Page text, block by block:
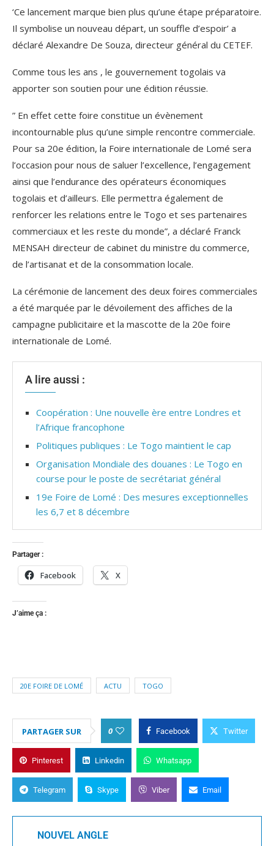
‘Ce lancement marque bien plus qu’une étape préparatoire.
Il symbolise un nouveau départ, un souffle d’espoir’ a
déclaré Alexandre De Souza, directeur général du CETEF.
Comme tous les ans , le gouvernement togolais va
apporter son soutien pour une édition réussie.
” En effet cette foire constitue un évènement
incontournable plus qu’une simple rencontre commerciale.
Pour sa 20e édition, la Foire internationale de Lomé sera
l’occasion pour nous de saluer l’excellence, l’engagement
ainsi que l’endurance des opérateurs économiques
togolais et d’ailleurs. Elle permettra également de
renforcer les relations entre le Togo et ses partenaires
commerciaux et les reste du monde”, a déclaré Franck
MENSAH directeur de cabinet du ministre du commerce,
de l’artisanat et de la consommation locale.
La cérémonie de lancement des deux foires commerciales
a été marquée par le dévoilement des affiches de la
campagne publicitaire et la mascotte de la 20e foire
internationale de Lomé.
A lire aussi :
Coopération : Une nouvelle ère entre Londres et
l’Afrique francophone
Politiques publiques : Le Togo maintient le cap
Organisation Mondiale des douanes : Le Togo en
course pour le poste de secrétariat général
19e Foire de Lomé : Des mesures exceptionnelles
les 6,7 et 8 décembre
Partager :
Facebook X
J’aime ça :
20E FOIRE DE LOMÉ ACTU TOGO
PARTAGER SUR 0 Facebook Twitter
Pinterest Linkedin Whatsapp
Telegram Skype Viber Email
NOUVEL ANGLE